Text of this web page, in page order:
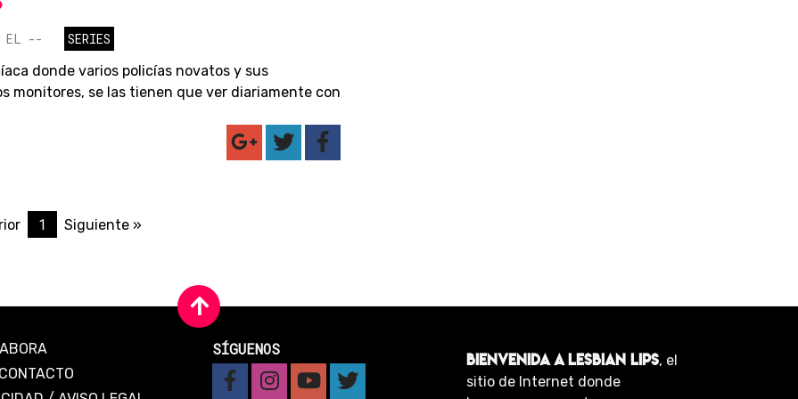
EL --
SERIES
donde varios policías novatos y sus
monitores, se las tienen que ver diariamente con
1 Siguiente »
CONTACTO
SÍGUENOS
BIENVENIDA A LESBIAN LIPS, el
sitio de Internet donde